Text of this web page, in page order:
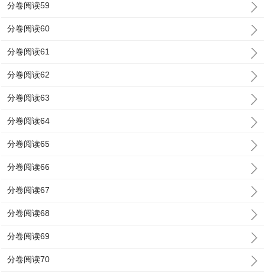
分卷阅读59
分卷阅读60
分卷阅读61
分卷阅读62
分卷阅读63
分卷阅读64
分卷阅读65
分卷阅读66
分卷阅读67
分卷阅读68
分卷阅读69
分卷阅读70